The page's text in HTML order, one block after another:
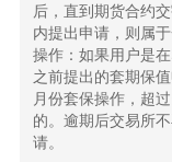
后，‌直到期货合约
内提出申请，‌则属
操作：如果用户是
之前提出的套期保
月份套保操作，超
的。逾期后交易所
请。